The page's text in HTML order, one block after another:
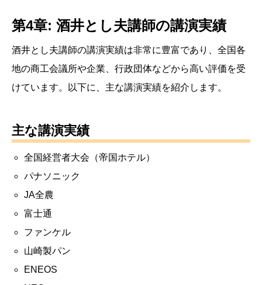
第4章: 酒井とし夫講師の講演実績
酒井とし夫講師の講演実績は非常に豊富であり、全国各
地の商工会議所や企業、行政団体などから高い評価を受
けています。以下に、主な講演実績を紹介します。
主な講演実績
全国経営者大会（帝国ホテル）
パナソニック
JA全農
富士通
ファンケル
山崎製パン
ENEOS